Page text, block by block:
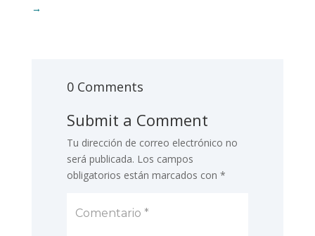
→
0 Comments
Submit a Comment
Tu dirección de correo electrónico no
será publicada. Los campos
obligatorios están marcados con *